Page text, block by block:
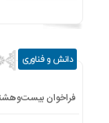
دانش و فناوری
فراخوان